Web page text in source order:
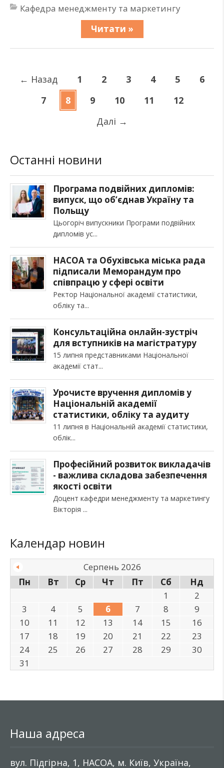
Кафедра менеджменту та маркетингу
Читати »
← Назад 1 2 3 4 5
6
7
8 9 10 11
12
Далі →
Останні новини
Програма подвійних дипломів:
випуск, що об’єднав Україну та
Польщу
Цьогоріч випускники Програми подвійних
дипломів ус
НАСОА та Обухівська міська рада
підписали Меморандум про
співпрацю у сфері освіти
Ректор Національної академії статистики,
обліку та
Консультаційна онлайн-зустріч
для вступників на магістратуру
15 липня представниками Національної
академії стат
Урочисте вручення дипломів у
Національній академії
статистики, обліку та аудиту
11 липня в Національній академії статистики,
облік
Професійний розвиток викладачів
- важлива складова забезпечення
якості освіти
Доцент кафедри менеджменту та маркетингу
Вікторія
Календар новин
Серпень 2026
Пн
Вт Ср Чт Пт Сб
Нд
1
2
3
4 5 6 7 8
9
10
11 12 13 14 15
16
17
18 19 20 21 22
23
24
25 26 27 28 29
30
31
Наша адреса
вул. Підгірна, 1, НАСОА, м. Київ, Україна,